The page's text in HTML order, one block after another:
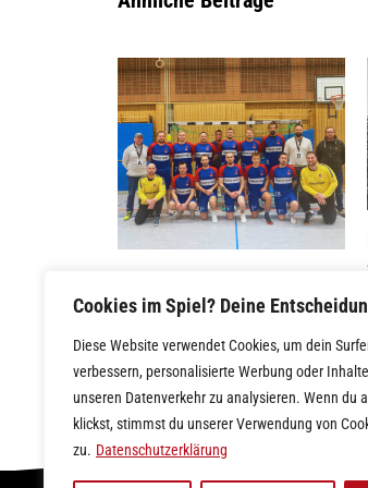
Cookies im Spiel? Deine
Diese Website verwendet Cookies, um dein
verbessern, personalisierte Werbung oder
unseren Datenverkehr zu analysieren. Wenn du
klickst, stimmst du unserer Verwendung von
zu. Datenschutzerklärung
fordert hohen Tribut